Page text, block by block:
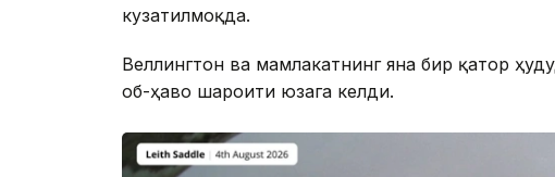
кузатилмоқда.
Веллингтон ва мамлакатнинг яна бир қатор
об-ҳаво шароити юзага келди.